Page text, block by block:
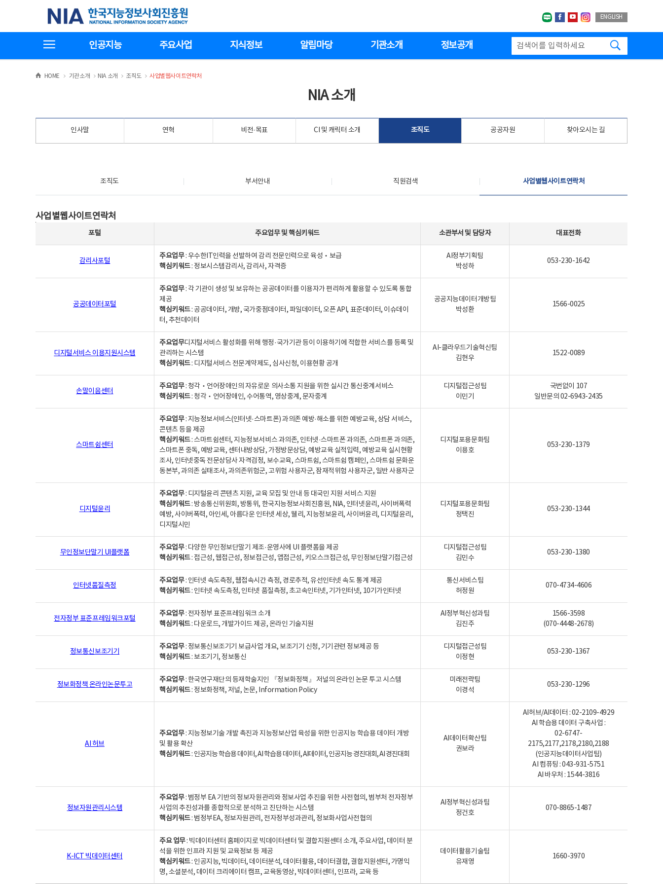
기
한국지능정보사회진흥원
네이버블로그
페이스북
유투브인스타그랩
ENGLISH
인공지능 주요사업 지식정보 알림마당 기관소개 정보공개
HOME >
기관소개 >NIA 소개 >
조직도 >
사업별웹사이트연락처
NIA 소개
인사말 연혁 비전·목표 CI 및 캐릭터 소개 조직도 공공자원 찾아오시는 길
조직도 부서안내 직원검색 사업별웹사이트연락처
사업별웹사이트연락처
포털 주요업무및핵심키워드 소관부서 및 담당자 대표전화
감리사포털
주요업무: 우수한IT인력을 선발하여 감리 전문인력으로 육성‧보급
핵심키워드: 정보시스템감리사, 감리사, 자격증
AI정부기획팀
박성하
053-230-1642
공공데이터포털
주요업무: 각 기관이 생성 및 보유하는 공공데이터를 이용자가 편리하게 활용할 수 있도록 통합
제공
핵심키워드: 공공데이터, 개방, 국가중점데이터, 파일데이터, 오픈 API, 표준데이터, 이슈데이
터, 추천데이터
공공지능데이터개방팀
박성환
1566-0025
디지털서비스 이용지원시스템
주요업무디지털서비스 활성화를 위해 행정·국가기관 등이 이용하기에 적합한 서비스를 등록 및
관리하는 시스템
핵심키워드: 디지털서비스 전문계약제도, 심사신청, 이용현황 공개
AI-클라우드기술혁신팀
김현우
1522-0089
손말이음센터
주요업무: 청각‧언어장애인의 자유로운 의사소통 지원을 위한 실시간 통신중계서비스
핵심키워드: 청각‧언어장애인, 수어통역, 영상중계, 문자중계
디지털접근성팀
이민기
국번없이 107
일반문의 02-6943-2435
스마트쉼센터
주요업무: 지능정보서비스(인터넷·스마트폰) 과의존 예방·해소를 위한 예방교육, 상담 서비스,
콘텐츠 등을 제공
핵심키워드: 스마트쉼센터, 지능정보서비스 과의존, 인터넷·스마트폰 과의존, 스마트폰 과의존,
스마트폰 중독, 예방교육, 센터내방상담, 가정방문상담, 예방교육 실적입력, 예방교육 실시현황
조사, 인터넷중독 전문상담사 자격검정, 보수교육, 스마트쉼, 스마트쉼 캠페인, 스마트쉼 문화운
동본부, 과의존 실태조사, 과의존위험군, 고위험 사용자군, 잠재적위험 사용자군, 일반 사용자군
디지털포용문화팀
이용호
053-230-1379
디지털윤리
주요업무: 디지털윤리 콘텐츠 지원, 교육 모집 및 안내 등 대국민 지원 서비스 지원
핵심키워드: 방송통신위원회, 방통위, 한국지능정보사회진흥원, NIA, 인터넷윤리, 사이버폭력
예방, 사이버폭력, 아인세, 아름다운 인터넷 세상, 웰리, 지능정보윤리, 사이버윤리, 디지털윤리,
디지털시민
디지털포용문화팀
정택진
053-230-1344
무인정보단말기 UI플랫폼
주요업무: 다양한 무인정보단말기 제조·운영사에 UI 플랫폼을 제공
핵심키워드: 접근성, 웹접근성, 정보접근성, 앱접근성, 키오스크접근성, 무인정보단말기접근성
디지털접근성팀
김민수
053-230-1380
인터넷품질측정
주요업무: 인터넷 속도측정, 웹접속시간 측정, 경로추적, 유선인터넷 속도 통계 제공
핵심키워드: 인터넷 속도측정, 인터넷 품질측정, 초고속인터넷, 기가인터넷, 10기가인터넷
통신서비스팀
허정원
070-4734-4606
전자정부 표준프레임워크포털
주요업무: 전자정부 표준프레임워크 소개
핵심키워드: 다운로드, 개발가이드 제공, 온라인 기술지원
AI정부혁신성과팀
김진주
1566-3598
(070-4448-2678)
정보통신보조기기
주요업무: 정보통신보조기기 보급사업 개요, 보조기기 신청, 기기관련 정보제공 등
핵심키워드: 보조기기, 정보통신
디지털접근성팀
이정현
053-230-1367
정보화정책 온라인논문투고
주요업무: 한국연구재단의 등재학술지인 『정보화정책』 저널의 온라인 논문 투고 시스템
핵심키워드: 정보화정책, 저널, 논문, Information Policy
미래전략팀
이경석
053-230-1296
AI 허브
주요업무: 지능정보기술 개발 촉진과 지능정보산업 육성을 위한 인공지능 학습용 데이터 개방
및 활용 확산
핵심키워드: 인공지능 학습용 데이터, AI 학습용 데이터, AI데이터, 인공지능 경진대회, AI 경진대회
AI데이터확산팀
권보라
AI허브/AI데이터 : 02-2109-4929
AI 학습용 데이터 구축사업 :
02-6747-
2175,2177,2178,2180,2188
(인공지능데이터사업팀)
AI 컴퓨팅 : 043-931-5751
AI 바우처 : 1544-3816
정보자원관리시스템
주요업무: 범정부 EA 기반의 정보자원관리와 정보사업 추진을 위한 사전협의, 범부처 전자정부
사업의 추진성과를 종합적으로 분석하고 진단하는 시스템
핵심키워드: 범정부EA, 정보자원관리, 전자정부성과관리, 정보화사업사전협의
AI정부혁신성과팀
정건호
070-8865-1487
K-ICT 빅데이터센터
주요 업무: 빅데이터센터 홈페이지로 빅데이터센터 및 결합지원센터 소개, 주요사업, 데이터 분
석을 위한 인프라 지원 및 교육정보 등 제공
핵심키워드: 인공지능, 빅데이터, 데이터분석, 데이터활용, 데이터결합, 결합지원센터, 가명익
명, 소셜분석, 데이터 크리에이터 캠프, 교육동영상, 빅데이터센터, 인프라, 교육 등
데이터활용기술팀
유재영
1660-3970